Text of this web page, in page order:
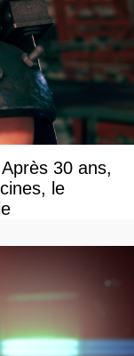
30 ans,
le